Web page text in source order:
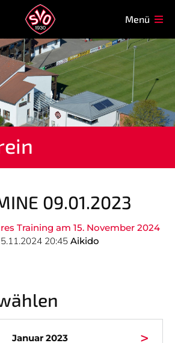
Menü
09.01.2023
Training am 15. November 2024
20:45 Aikido
Januar 2023 >
MITGLIEDSCHAFT
EISSTOCK
FUSSBALL
GESUNDHEITSSPORT
REHASPORT
TENNIS
INFO
Alle Termine
Anfahrt